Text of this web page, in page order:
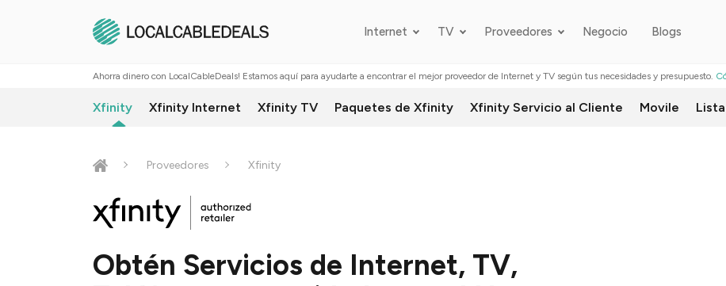
Internet TV Proveedores Negocio Blogs
Ahorra dinero con LocalCableDeals! Estamos aquí para ayudarte a encontrar el mejor proveedor de Internet y TV según tus necesidades y presupuesto.
Xfinity Xfinity Internet Xfinity TV Paquetes de Xfinity Xfinity Servicio al Cliente Movile
Proveedores Xfinity
Obtén Servicios de Internet, TV,